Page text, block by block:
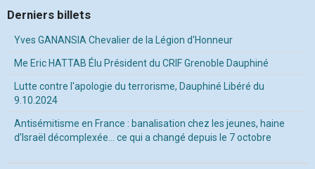
Derniers billets
Yves GANANSIA Chevalier de la Légion d'Honneur
Me Eric HATTAB Élu Président du CRIF Grenoble Dauphiné
Lutte contre l'apologie du terrorisme, Dauphiné Libéré du
9.10.2024
Antisémitisme en France : banalisation chez les jeunes, haine
d’Israël décomplexée… ce qui a changé depuis le 7 octobre